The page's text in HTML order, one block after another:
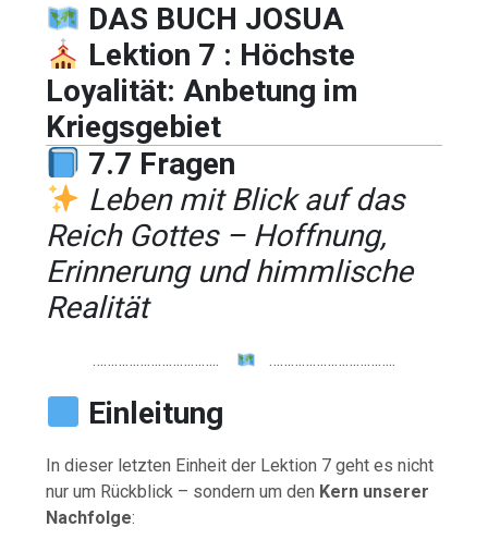
DAS BUCH JOSUA
Lektion 7 : Höchste
Loyalität: Anbetung im
Kriegsgebiet
7.7 Fragen
Leben mit Blick auf das
Reich Gottes – Hoffnung,
Erinnerung und himmlische
Realität
…………………………….. ……………………………..
Einleitung
In dieser letzten Einheit der Lektion 7 geht es nicht
nur um Rückblick – sondern um den Kern unserer
Nachfolge: